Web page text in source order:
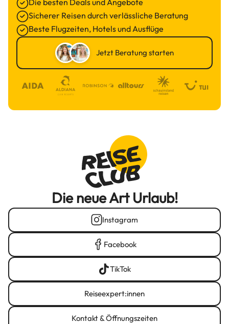
Sicherer Reisen durch verlässliche Beratung
Beste Flugzeiten, Hotels und Ausflüge
Jetzt Beratung starten
Die neue Art Urlaub!
Instagram
Facebook
TikTok
Reiseexpert:innen
Kontakt & Öffnungszeiten